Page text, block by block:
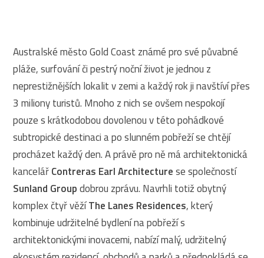
Australské město Gold Coast známé pro své půvabné
pláže, surfování či pestrý noční život je jednou z
neprestižnějších lokalit v zemi a každý rok ji navštíví přes
3 miliony turistů. Mnoho z nich se ovšem nespokojí
pouze s krátkodobou dovolenou v této pohádkové
subtropické destinaci a po slunném pobřeží se chtějí
procházet každý den. A právě pro ně má architektonická
kancelářContreras Earl Architecturese společností
Sunland Groupdobrou zprávu. Navrhli totiž obytný
komplex čtyř věžíThe Lanes Residences, který
kombinuje udržitelné bydlení na pobřeží s
architektonickými inovacemi, nabízí malý, udržitelný